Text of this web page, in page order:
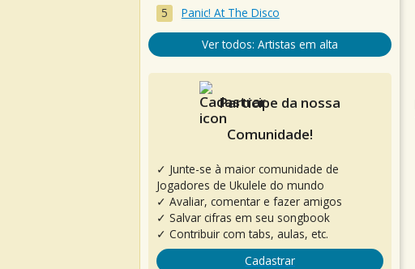
Panic! At The Disco
Ver todos: Artistas em alta
Participe da nossa
Comunidade!
✓ Junte-se à maior comunidade de
Jogadores de Ukulele do mundo
✓ Avaliar, comentar e fazer amigos
✓ Salvar cifras em seu songbook
✓ Contribuir com tabs, aulas, etc.
Cadastrar